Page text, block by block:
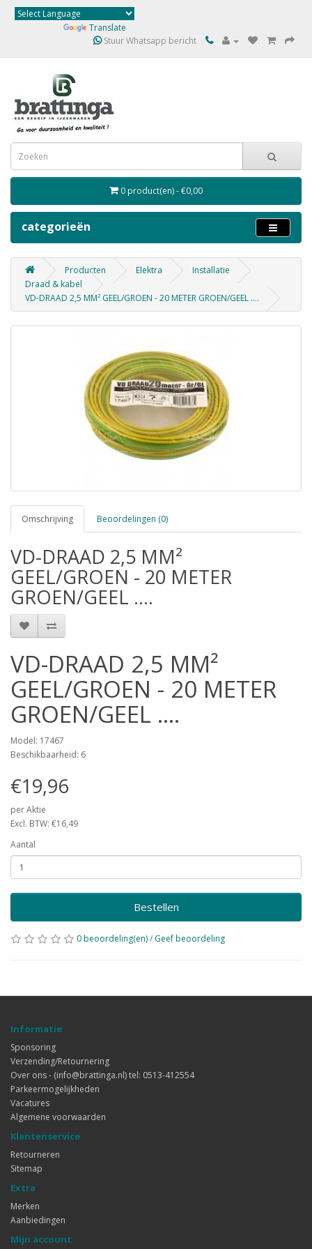
Translate
Stuur Whatsapp bericht
0 product(en) - €0,00
categorieën
Producten Elektra
Installatie
Draad & kabel
VD-DRAAD 2,5 MM² GEEL/GROEN - 20 METER GROEN/GEEL ....
Omschrijving Beoordelingen (0)
VD-DRAAD 2,5 MM²
GEEL/GROEN - 20 METER
GROEN/GEEL ....
VD-DRAAD 2,5 MM²
GEEL/GROEN - 20 METER
GROEN/GEEL ....
Model: 17467
Beschikbaarheid: 6
€19,96
per Aktie
Excl. BTW: €16,49
Aantal
Bestellen
0 beoordeling(en)/ Geef beoordeling
Informatie
Sponsoring
Verzending/Retournering
Over ons - (info@brattinga.nl) tel: 0513-412554
Parkeermogelijkheden
Vacatures
Algemene voorwaarden
Klantenservice
Retourneren
Sitemap
Extra
Merken
Aanbiedingen
Mijn account